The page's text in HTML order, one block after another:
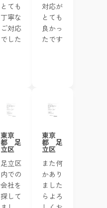
とても
丁寧な
ご対応
でした
対応が
とても
良かっ
たです
東京
都 足
立区
足立区
内での
会社を
探して
東京
都 足
立区
また何
かあり
ました
らよろ